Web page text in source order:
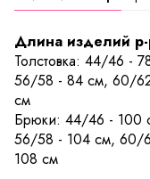
Длина изделий
Толстовка: 44/46 -
56/58 - 84 см, 60/
см
Брюки: 44/46 - 100
56/58 - 104 см, 60/
108 см